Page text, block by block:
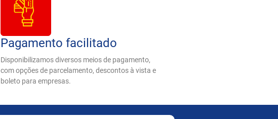
Pagamento facilitado​
Disponibilizamos diversos meios de pagamento,
com opções de parcelamento, descontos à vista e
boleto para empresas.